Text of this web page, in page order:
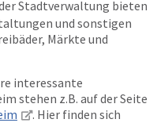
Stadtverwaltung bieten
und sonstigen
Märkte und
interessante
stehen z.B. auf der Seite
. Hier finden sich